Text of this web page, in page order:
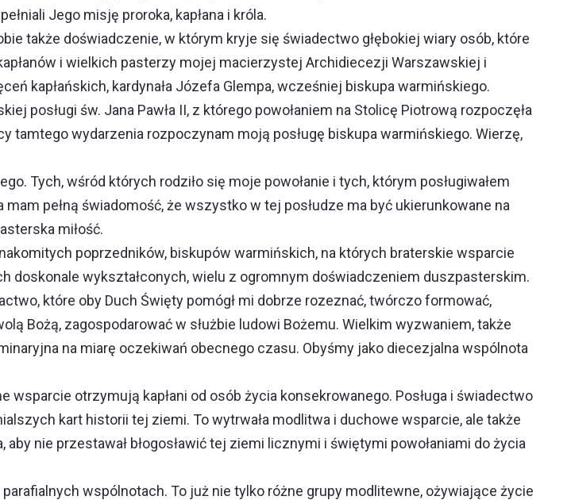
Jego misję proroka, kapłana i króla.
także doświadczenie, w którym kryje się świadectwo głębokiej wiary osób, które
i wielkich pasterzy mojej macierzystej Archidiecezji Warszawskiej i
kapłańskich, kardynała Józefa Glempa, wcześniej biskupa warmińskiego.
posługi św. Jana Pawła II, z którego powołaniem na Stolicę Piotrową rozpoczęła
tamtego wydarzenia rozpoczynam moją posługę biskupa warmińskiego. Wierzę,
Tych, wśród których rodziło się moje powołanie i tych, którym posługiwałem
pełną świadomość, że wszystko w tej posłudze ma być ukierunkowane na
miłość.
poprzedników, biskupów warmińskich, na których braterskie wsparcie
doskonale wykształconych, wielu z ogromnym doświadczeniem duszpasterskim.
które oby Duch Święty pomógł mi dobrze rozeznać, twórczo formować,
Bożą, zagospodarować w służbie ludowi Bożemu. Wielkim wyzwaniem, także
na miarę oczekiwań obecnego czasu. Obyśmy jako diecezjalna wspólnota
otrzymują kapłani od osób życia konsekrowanego. Posługa i świadectwo
kart historii tej ziemi. To wytrwała modlitwa i duchowe wsparcie, ale także
nie przestawał błogosławić tej ziemi licznymi i świętymi powołaniami do życia
wspólnotach. To już nie tylko różne grupy modlitewne, ożywiające życie